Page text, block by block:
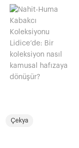
Çekya